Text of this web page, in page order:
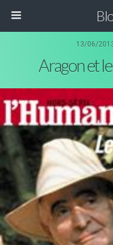
13/06/
Aragon et